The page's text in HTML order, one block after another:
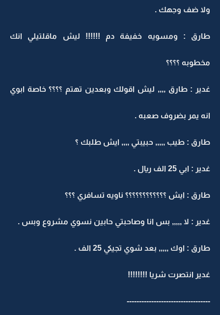
ولا ضف وجهك .
طارق : ومسويه خفيفة دم !!!!!! ليش ماقلتيلي انك
مخطوبه ؟؟؟؟
غدير : طارق ,,,, ليش اقولك وبعدين تهتم ؟؟؟؟ خاصة ابوي
انه يمر بضروف صعبه .
طارق : طيب ,,,,, حبيبتي ,,,, ايش طلبك ؟
غدير : ابي 25 الف ريال .
طارق : ايش ؟؟؟؟؟؟؟؟؟؟؟؟ ناويه تسافري ؟؟؟
غدير : لا ,,,,, بس انا وصاحبتي حابين نسوي مشروع وبس .
طارق : اوك ,,,,, بعد شوي تجيكي 25 الف .
غدير انتصرت شريا !!!!!!!!
----------------------------------